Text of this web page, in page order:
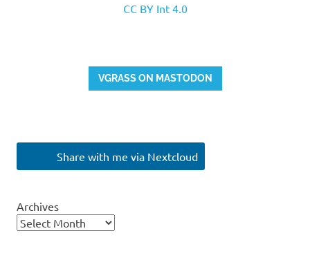
CC BY Int 4.0
VGRASS ON MASTODON
Share with me via Nextcloud
Archives